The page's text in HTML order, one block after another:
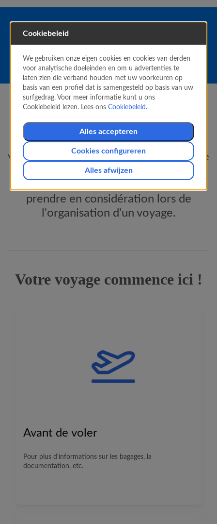
Préparez votre voyage !
Prêt à voler ?
ChezAir Europa, nous voulons que
votre expérience soit taillée sur mesure
pour vous. C'est pourquoi nous vous
prendre en considération lors de
l'organisation d'un voyage.
Votre voyage commence ici !
Avant de voler
Pour plus d'informations sur les bagages, la
documentation, etc.
Cookiebeleid
We gebruiken onze eigen cookies en cookies van derden
voor analytische doeleinden en om u advertenties te
laten zien die verband houden met uw voorkeuren op
basis van een profiel dat is samengesteld op basis van uw
surfgedrag. Voor meer informatie kunt u ons
Cookiebeleid lezen. Lees onsCookiebeleid .
Alles accepteren
Alles afwijzen
Cookies configureren